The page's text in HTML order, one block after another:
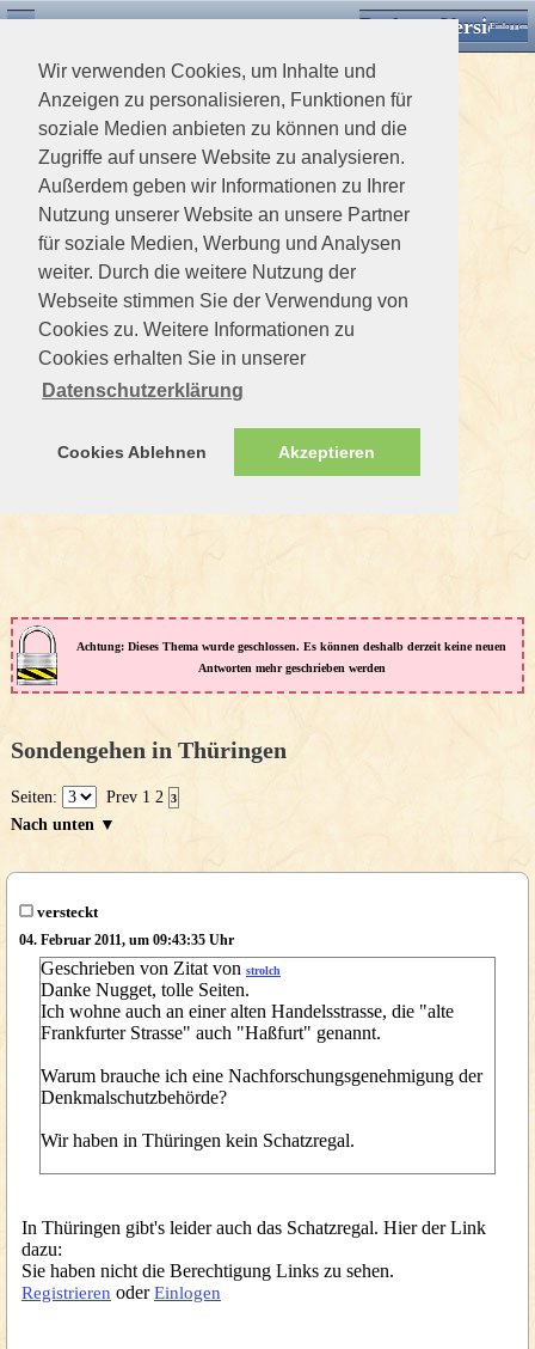
Wir verwenden Cookies, um Inhalte und
Anzeigen zu personalisieren, Funktionen für
soziale Medien anbieten zu können und die
Zugriffe auf unsere Website zu analysieren.
Außerdem geben wir Informationen zu Ihrer
Nutzung unserer Website an unsere Partner
für soziale Medien, Werbung und Analysen
weiter. Durch die weitere Nutzung der
Webseite stimmen Sie der Verwendung von
Cookies zu. Weitere Informationen zu
Cookies erhalten Sie in unserer
Datenschutzerklärung
Cookies Ablehnen Akzeptieren
Desktop VersionEinloggen
Achtung: Dieses Thema wurde geschlossen. Es können deshalb derzeit keine neuen
Antworten mehr geschrieben werden
Sondengehen in Thüringen
Seiten: Prev 1 2 3
Nach unten ▼
versteckt
04. Februar 2011, um 09:43:35 Uhr
Geschrieben von Zitat von strolch
Danke Nugget, tolle Seiten.
Ich wohne auch an einer alten Handelsstrasse, die "alte
Frankfurter Strasse" auch "Haßfurt" genannt.
Warum brauche ich eine Nachforschungsgenehmigung der
Denkmalschutzbehörde?
Wir haben in Thüringen kein Schatzregal.
In Thüringen gibt's leider auch das Schatzregal. Hier der Link
dazu:
Sie haben nicht die Berechtigung Links zu sehen.
Registrieren oderEinlogen